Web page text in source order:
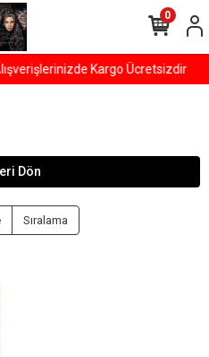
Kargo Ücretsizdir
0
Dön
Sıralama